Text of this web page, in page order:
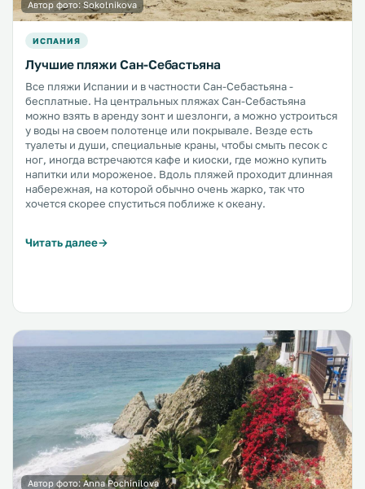
Автор фото:Sokolnikova
ИСПАНИЯ
Лучшие пляжи Сан-Себастьяна
Все пляжи Испании и в частности Сан-Себастьяна -
бесплатные. На центральных пляжах Сан-Себастьяна
можно взять в аренду зонт и шезлонги, а можно устроиться
у воды на своем полотенце или покрывале. Везде есть
туалеты и души, специальные краны, чтобы смыть песок с
ног, иногда встречаются кафе и киоски, где можно купить
напитки или мороженое. Вдоль пляжей проходит длинная
набережная, на которой обычно очень жарко, так что
хочется скорее спуститься поближе к океану.
Читать далее
Автор фото:Anna Pochinilova